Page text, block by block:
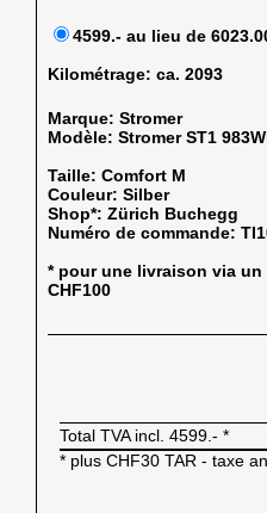
4599.- au lieu de
Kilométrage: ca. 2093
Marque:Stromer
Modèle:Stromer ST1
Taille:Comfort M
Couleur:Silber
Shop*:Zürich Buchegg
Numéro de commande:
* pour une livraison via
CHF100
Total TVA incl.4599.- *
* plus CHF30 TAR - taxe